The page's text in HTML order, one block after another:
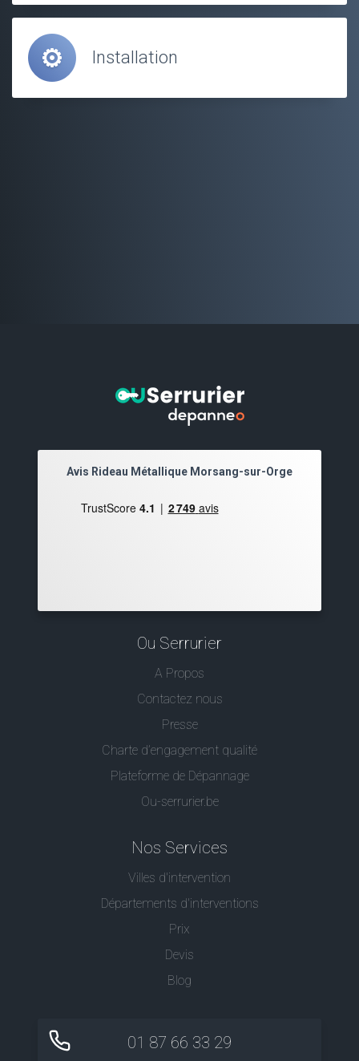
Installation
Avis Rideau Métallique Morsang-sur-Orge
Ou Serrurier
A Propos
Contactez nous
Presse
Charte d’engagement qualité
Plateforme de Dépannage
Ou-serrurier.be
Nos Services
Villes d'intervention
Départements d'interventions
Prix
Devis
Blog
01 87 66 33 29